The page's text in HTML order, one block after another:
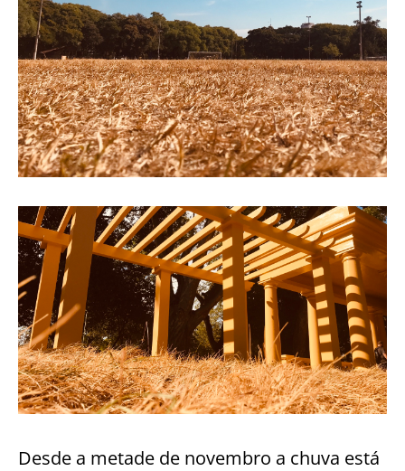
Desde a metade de novembro a chuva está